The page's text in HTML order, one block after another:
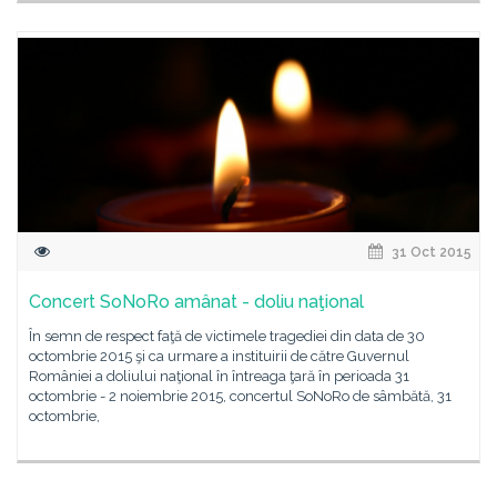
31 Oct 2015
Concert SoNoRo amânat - doliu naţional
În semn de respect faţă de victimele tragediei din data de 30
octombrie 2015 şi ca urmare a instituirii de către Guvernul
României a doliului naţional în întreaga ţară în perioada 31
octombrie - 2 noiembrie 2015, concertul SoNoRo de sâmbătă, 31
octombrie,